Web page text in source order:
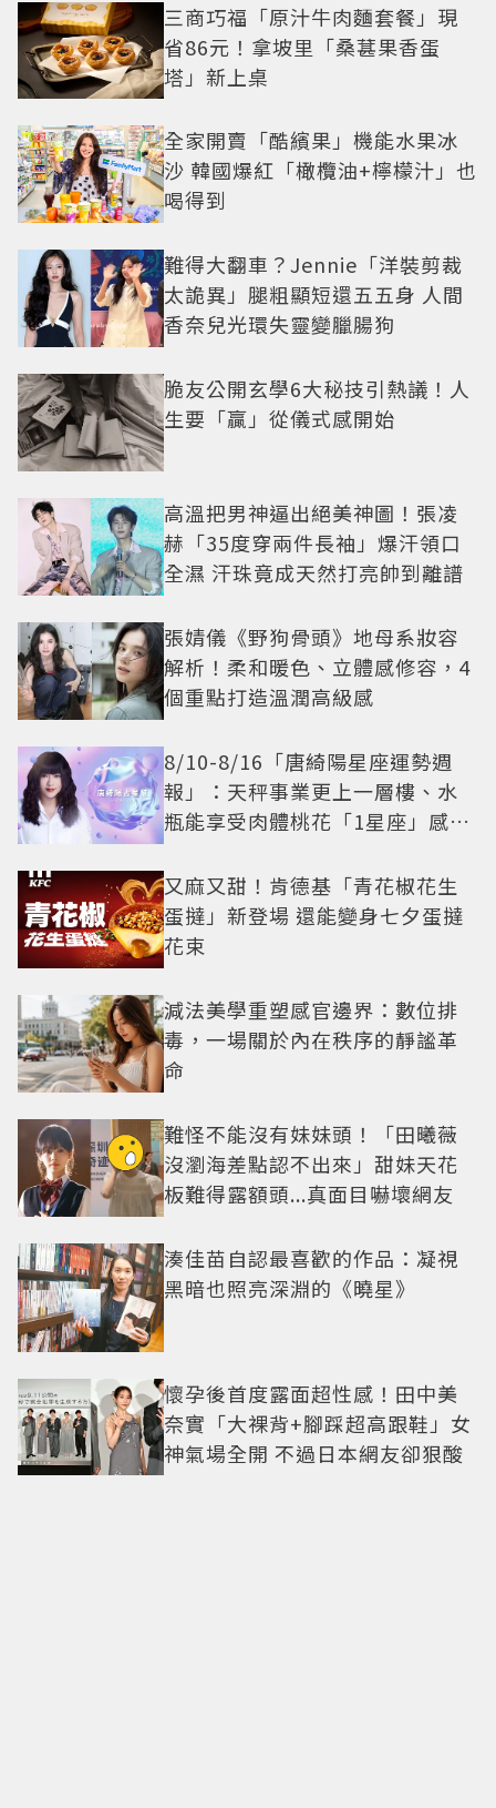
三商巧福「原汁牛肉麵套餐」現
省86元！拿坡里「桑葚果香蛋
塔」新上桌
全家開賣「酷繽果」機能水果冰
沙 韓國爆紅「橄欖油+檸檬汁」也
喝得到
難得大翻車？Jennie「洋裝剪裁
太詭異」腿粗顯短還五五身 人間
香奈兒光環失靈變臘腸狗
脆友公開玄學6大秘技引熱議！人
生要「贏」從儀式感開始
高溫把男神逼出絕美神圖！張凌
赫「35度穿兩件長袖」爆汗領口
全濕 汗珠竟成天然打亮帥到離譜
張婧儀《野狗骨頭》地母系妝容
解析！柔和暖色、立體感修容，4
個重點打造溫潤高級感
8/10-8/16「唐綺陽星座運勢週
報」：天秤事業更上一層樓、水
瓶能享受肉體桃花「1星座」感情
又麻又甜！肯德基「青花椒花生
蛋撻」新登場 還能變身七夕蛋撻
花束
減法美學重塑感官邊界：數位排
毒，一場關於內在秩序的靜謐革
命
難怪不能沒有妹妹頭！「田曦薇
沒瀏海差點認不出來」甜妹天花
板難得露額頭...真面目嚇壞網友
湊佳苗自認最喜歡的作品：凝視
黑暗也照亮深淵的《曉星》
懷孕後首度露面超性感！田中美
奈實「大裸背+腳踩超高跟鞋」女
神氣場全開 不過日本網友卻狠酸